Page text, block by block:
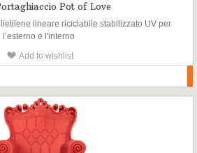
Pot of Love
lineare riciclabile stabilizzato UV per
l’esterno e l'interno
Add to wishlist